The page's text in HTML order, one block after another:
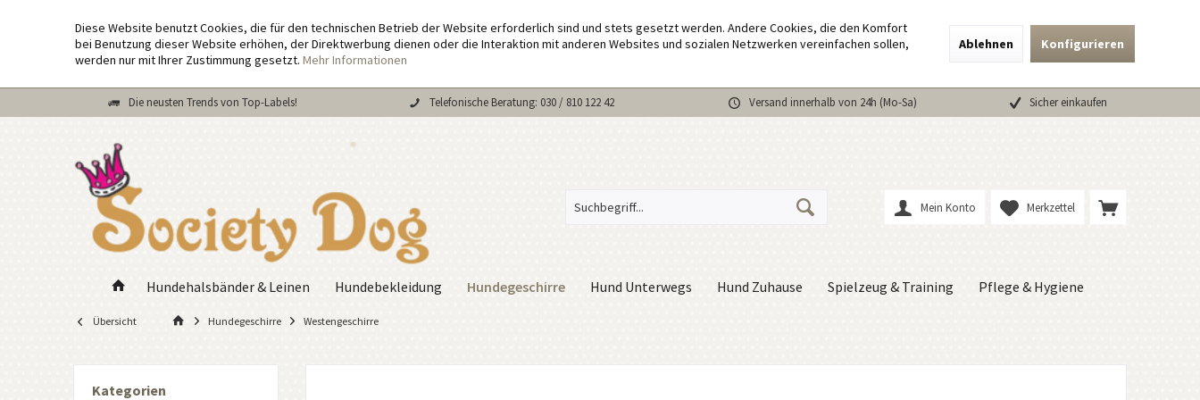
Diese Website benutzt Cookies, die für den technischen Betrieb der Website erforderlich sind und stets gesetzt werden. Andere Cookies, die den Komfort
bei Benutzung dieser Website erhöhen, der Direktwerbung dienen oder die Interaktion mit anderen Websites und sozialen Netzwerken vereinfachen sollen,
werden nur mit Ihrer Zustimmung gesetzt. Mehr Informationen
Ablehnen Konfigurieren
Die neusten Trends von Top-Labels! Telefonische Beratung: 030 / 810 122 42 Versand innerhalb von 24h (Mo-Sa) Sicher einkaufen
Merkzettel
Mein Konto
Hundehalsbänder & Leinen Hundebekleidung Hundegeschirre Hund Unterwegs Hund Zuhause Spielzeug & Training Pflege & Hygiene
Übersicht Hundegeschirre Westengeschirre
Kategorien